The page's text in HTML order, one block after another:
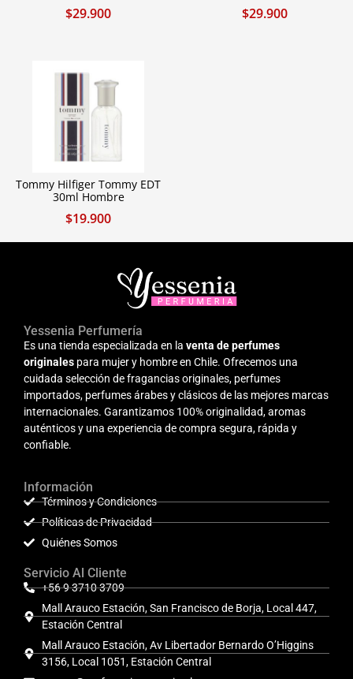
$29.900 $29.900
Tommy Hilfiger Tommy EDT
30ml Hombre
$19.900
Yessenia Perfumería
Es una tienda especializada en la venta de perfumes
originales para mujer y hombre en Chile. Ofrecemos una
cuidada selección de fragancias originales, perfumes
importados, perfumes árabes y clásicos de las mejores marcas
internacionales. Garantizamos 100% originalidad, aromas
auténticos y una experiencia de compra segura, rápida y
confiable.
Información
Términos y Condiciones
Políticas de Privacidad
Quiénes Somos
Servicio Al Cliente
+56 9 3710 3709
Mall Arauco Estación, San Francisco de Borja, Local 447,
Estación Central
Mall Arauco Estación, Av Libertador Bernardo O’Higgins
3156, Local 1051, Estación Central